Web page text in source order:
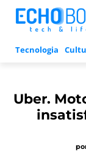
Tecnologia
Uber.